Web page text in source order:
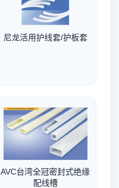
尼龙活用护线套/护板套
AVC台湾全冠密封式绝缘
配线槽